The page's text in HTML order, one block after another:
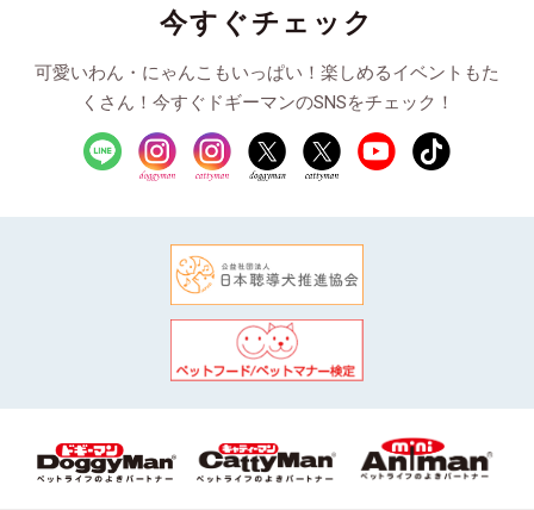
今すぐチェック
可愛いわん・にゃんこもいっぱい！楽しめるイベントもた
くさん！今すぐドギーマンのSNSをチェック！